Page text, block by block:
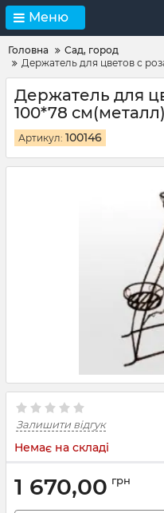
Меню
Головна
Сад, город
Держатель для цветов с
Держатель для
100*78 см(металл)
Артикул: 100146
Залишити відгук
Немає на складі
1 670,00 грн